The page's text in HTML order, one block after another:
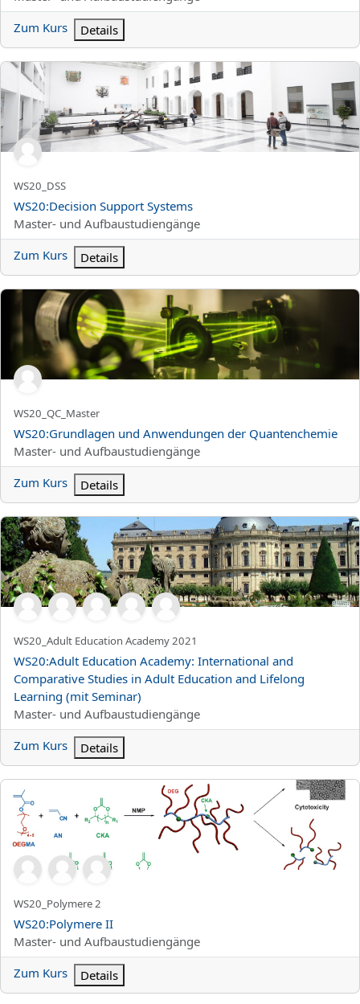
Zum Kurs
Details
WS20:Decision Support Systems
Kurzer Kursname
WS20_DSS
Kursname
WS20:Decision Support Systems
Kursbereich
Master- und Aufbaustudiengänge
Zum Kurs
Details
WS20:Grundlagen und Anwendungen der Quantenchemie
Kurzer Kursname
WS20_QC_Master
Kursname
WS20:Grundlagen und Anwendungen der Quantenchemie
Kursbereich
Master- und Aufbaustudiengänge
Zum Kurs
Details
WS20:Adult Education Academy: International and
Kurzer Kursname
WS20_Adult Education Academy 2021
Kursname
WS20:Adult Education Academy: International and
Comparative Studies in Adult Education and Lifelong
Learning (mit Seminar)
Kursbereich
Master- und Aufbaustudiengänge
Zum Kurs
Details
WS20:Polymere II
Kurzer Kursname
WS20_Polymere 2
Kursname
WS20:Polymere II
Kursbereich
Master- und Aufbaustudiengänge
Zum Kurs
Details